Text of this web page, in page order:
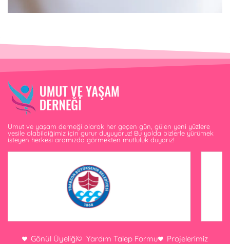
Umut ve yaşam derneği olarak her geçen gün, gülen yeni yüzlere
vesile olabildiğimiz için gurur duyuyoruz! Bu yolda bizlerle yürümek
isteyen herkesi aramızda görmekten mutluluk duyarız!
Gönül Üyeliği Yardım Talep Formu
Projelerimiz